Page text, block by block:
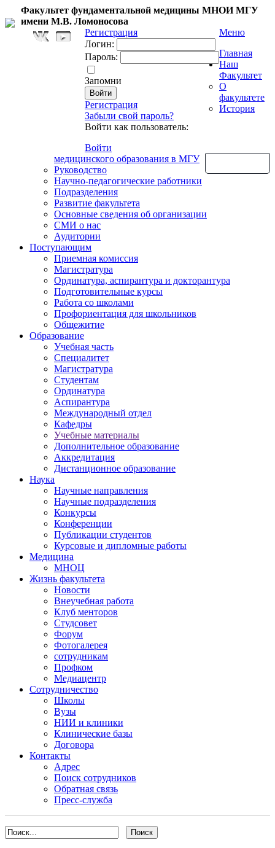
Факультет фундаментальной медицины МНОИ МГУ
имени М.В. Ломоносова
Регистрация
Логин:
Пароль:
Запомни
Регистрация
Забыли свой пароль?
Войти как пользователь:
Войти
Меню
Главная
Наш
Факультет
О
факультете
История
медицинского образования в МГУ
Руководство
Научно-педагогические работники
Подразделения
Развитие факультета
Основные сведения об организации
СМИ о нас
Аудитории
Поступающим
Приемная комиссия
Магистратура
Ординатура, аспирантура и докторантура
Подготовительные курсы
Работа со школами
Профориентация для школьников
Общежитие
Образование
Учебная часть
Специалитет
Магистратура
Студентам
Ординатура
Аспирантура
Международный отдел
Кафедры
Учебные материалы
Дополнительное образование
Аккредитация
Дистанционное образование
Наука
Научные направления
Научные подразделения
Конкурсы
Конференции
Публикации студентов
Курсовые и дипломные работы
Медицина
МНОЦ
Жизнь факультета
Новости
Внеучебная работа
Клуб менторов
Студсовет
Форум
Фотогалерея
сотрудникам
Профком
Медиацентр
Сотрудничество
Школы
Вузы
НИИ и клиники
Клинические базы
Договора
Контакты
Адрес
Поиск сотрудников
Обратная связь
Пресс-служба